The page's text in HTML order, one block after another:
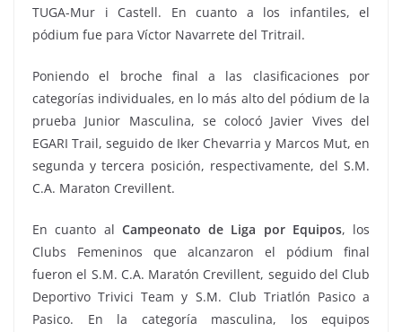
TUGA-Mur i Castell. En cuanto a los infantiles, el
pódium fue para Víctor Navarrete del Tritrail.
Poniendo el broche final a las clasificaciones por
categorías individuales, en lo más alto del pódium de la
prueba Junior Masculina, se colocó Javier Vives del
EGARI Trail, seguido de Iker Chevarria y Marcos Mut, en
segunda y tercera posición, respectivamente, del S.M.
C.A. Maraton Crevillent.
En cuanto al Campeonato de Liga por Equipos, los
Clubs Femeninos que alcanzaron el pódium final
fueron el S.M. C.A. Maratón Crevillent, seguido del Club
Deportivo Trivici Team y S.M. Club Triatlón Pasico a
Pasico. En la categoría masculina, los equipos